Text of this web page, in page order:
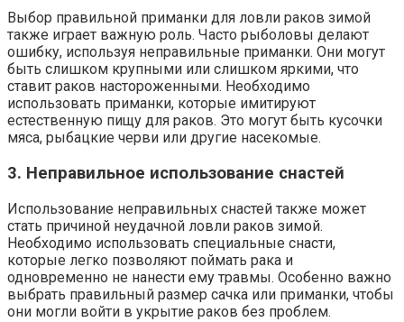
Выбор правильной приманки для ловли раков зимой
также играет важную роль. Часто рыболовы делают
ошибку, используя неправильные приманки. Они могут
быть слишком крупными или слишком яркими, что
ставит раков настороженными. Необходимо
использовать приманки, которые имитируют
естественную пищу для раков. Это могут быть кусочки
мяса, рыбацкие черви или другие насекомые.
3. Неправильное использование снастей
Использование неправильных снастей также может
стать причиной неудачной ловли раков зимой.
Необходимо использовать специальные снасти,
которые легко позволяют поймать рака и
одновременно не нанести ему травмы. Особенно важно
выбрать правильный размер сачка или приманки, чтобы
они могли войти в укрытие раков без проблем.